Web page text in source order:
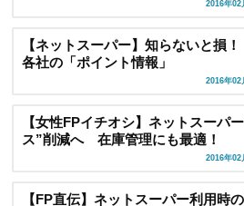
2016年02
【ネットスーパー】知らないと損
各社の「ポイント情報」
2016年02
【女性FPイチオシ】ネットスーパ
ス”削減へ 在庫管理にも最適！
2016年02
【FP直伝】ネットスーパー利用時